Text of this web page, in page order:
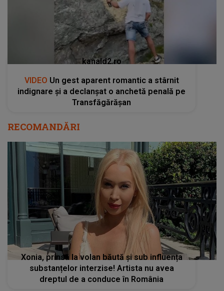
kanald2.ro
VIDEO Un gest aparent romantic a stârnit
indignare și a declanșat o anchetă penală pe
Transfăgărășan
RECOMANDĂRI
Xonia, prinsă la volan băută și sub influența
substanțelor interzise! Artista nu avea
dreptul de a conduce în România